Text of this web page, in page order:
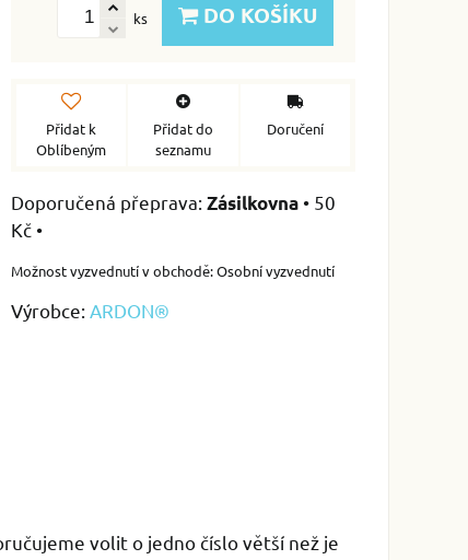
ks DO KOŠÍKU
Přidat k
Oblíbeným
Přidat do
seznamu
Doručení
Zásilkovna • 50
Kč •
Osobní vyzvednutí
Výrobce: ARDON®
volit o jedno číslo větší než je